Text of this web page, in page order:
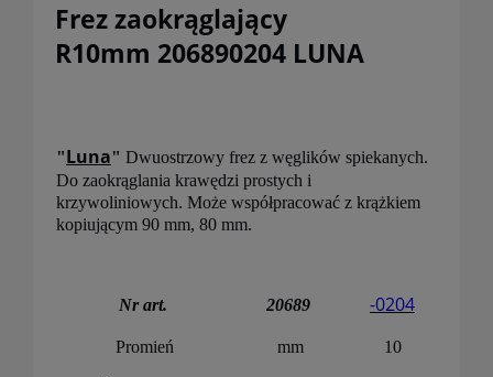
Frez zaokrąglający
R10mm 206890204 LUNA
"Luna" Dwuostrzowy frez z węglików spiekanych.
Do zaokrąglania krawędzi prostych i
krzywoliniowych. Może współpracować z krążkiem
kopiującym 90 mm, 80 mm.
Nr art. 20689 -0204
Promień mm 10